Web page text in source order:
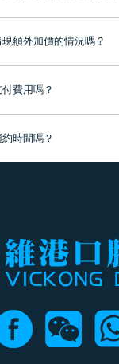
個國家和地區的顧客，受到
價及信任推薦 珠海、深圳設
心，有任何問題都可以隨時
額外加價的情況嗎？
費用嗎？
時間嗎？
或whatsapp聯絡我們，